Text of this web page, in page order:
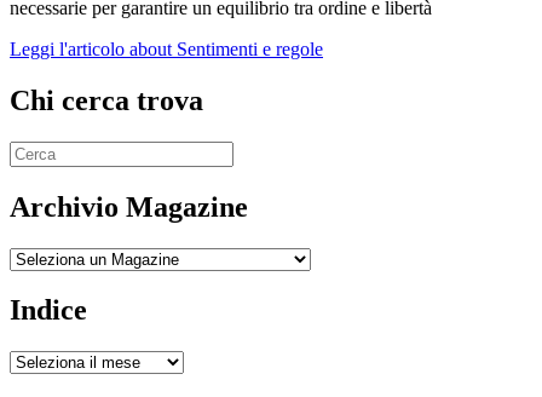
necessarie per garantire un equilibrio tra ordine e libertà
Leggi l'articolo about Sentimenti e regole
Chi cerca trova
Archivio Magazine
Archivio
Indice
Indice